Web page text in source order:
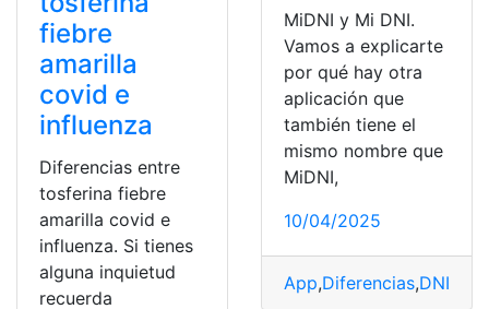
fiebre
amarilla
covid e
influenza
Diferencias entre
tosferina fiebre
amarilla covid e
influenza. Si tienes
alguna inquietud
recuerda
MiDNI y Mi DNI.
Vamos a explicarte
por qué hay otra
aplicación que
también tiene el
mismo nombre que
MiDNI,
10/04/2025
App,Diferencias,DNI